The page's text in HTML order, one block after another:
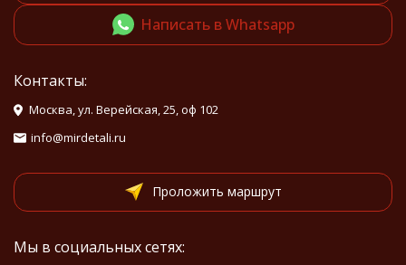
Написать в Whatsapp
Контакты:
Москва, ул. Верейская, 25, оф 102
info@mirdetali.ru
Проложить маршрут
Мы в социальных сетях: